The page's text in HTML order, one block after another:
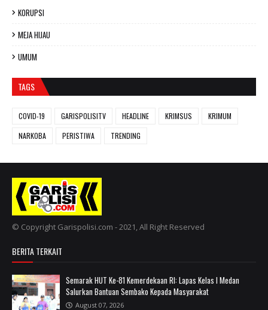
KORUPSI
MEJA HIJAU
UMUM
TAGS
COVID-19 GARISPOLISITV HEADLINE KRIMSUS
KRIMUM
NARKOBA
PERISTIWA TRENDING
© Copyright Garispolisi.com - 2021, All Right Reserved
BERITA TERKAIT
Semarak HUT Ke-81 Kemerdekaan RI: Lapas Kelas I Medan
Salurkan Bantuan Sembako Kepada Masyarakat
August 07, 2026